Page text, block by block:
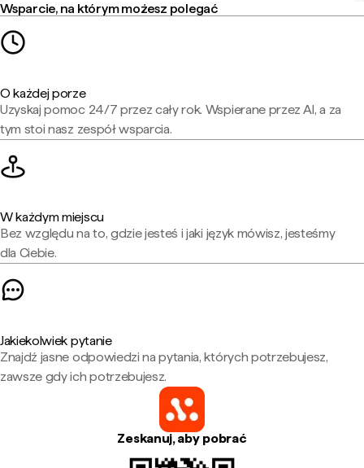
Wsparcie, na którym możesz polegać
O każdej porze
Uzyskaj pomoc 24/7 przez cały rok. Wspierane przez AI, a za
tym stoi nasz zespół wsparcia.
W każdym miejscu
Bez względu na to, gdzie jesteś i jaki język mówisz, jesteśmy
dla Ciebie.
Jakiekolwiek pytanie
Znajdź jasne odpowiedzi na pytania, których potrzebujesz,
zawsze gdy ich potrzebujesz.
Zeskanuj, aby pobrać